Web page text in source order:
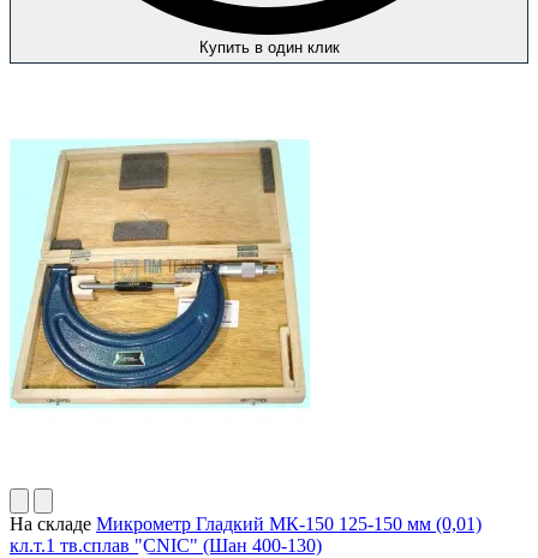
Купить в один клик
На складе Микрометр Гладкий МК-150 125-150 мм (0,01)
кл.т.1 тв.сплав "CNIC" (Шан 400-130)